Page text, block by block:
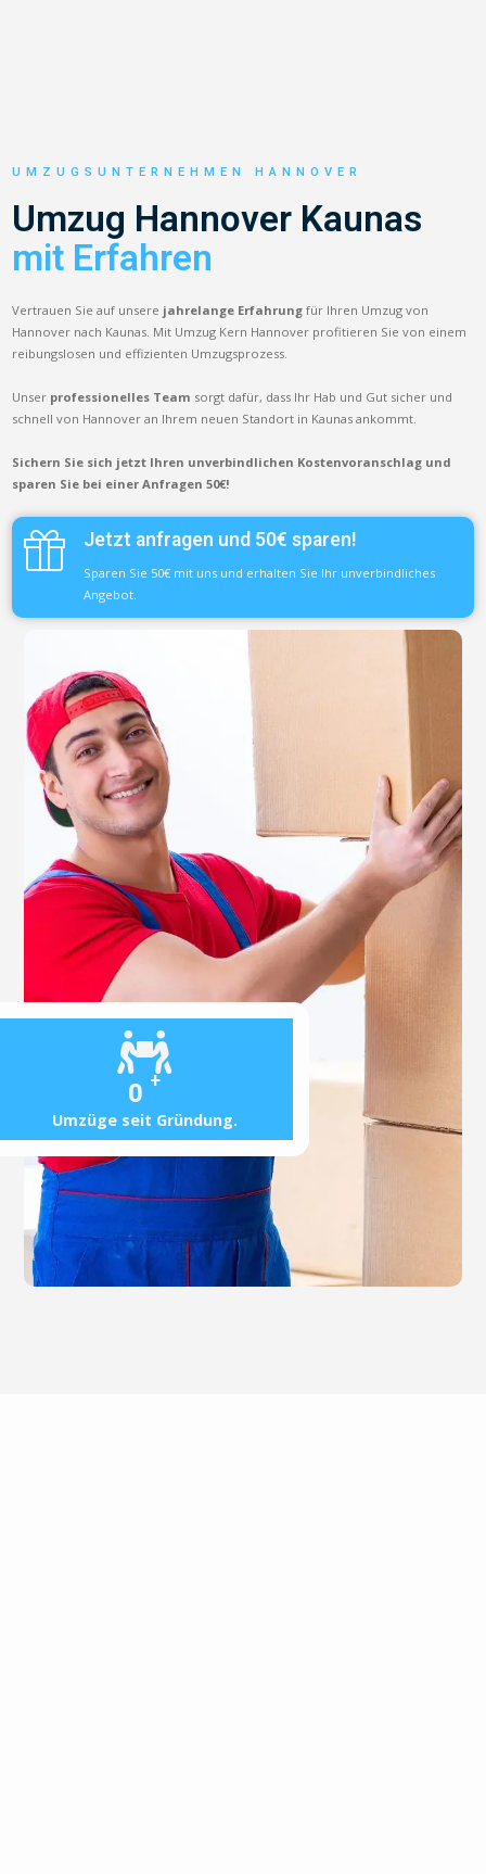
0 +
Umzüge seit Gründung.
UMZUGSUNTERNEHMEN HANNOVER
Umzug Hannover Kaunas
mit Erfahren
Vertrauen Sie auf unsere jahrelange Erfahrung für Ihren Umzug von
Hannover nach Kaunas. Mit Umzug Kern Hannover profitieren Sie von einem
reibungslosen und effizienten Umzugsprozess.
Unser professionelles Team sorgt dafür, dass Ihr Hab und Gut sicher und
schnell von Hannover an Ihrem neuen Standort in Kaunas ankommt.
Sichern Sie sich jetzt Ihren unverbindlichen Kostenvoranschlag und
sparen Sie bei einer Anfragen 50€!
Jetzt anfragen und 50€ sparen!
Sparen Sie 50€ mit uns und erhalten Sie Ihr unverbindliches
Angebot.